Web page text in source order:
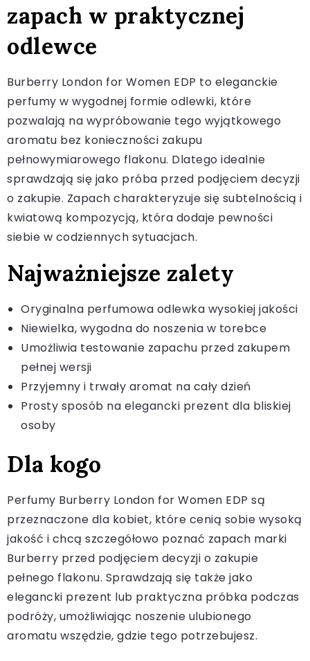
zapach w praktycznej
odlewce
Burberry London for Women EDP to eleganckie
perfumy w wygodnej formie odlewki, które
pozwalają na wypróbowanie tego wyjątkowego
aromatu bez konieczności zakupu
pełnowymiarowego flakonu. Dlatego idealnie
sprawdzają się jako próba przed podjęciem decyzji
o zakupie. Zapach charakteryzuje się subtelnością i
kwiatową kompozycją, która dodaje pewności
siebie w codziennych sytuacjach.
Najważniejsze zalety
Oryginalna perfumowa odlewka wysokiej jakości
Niewielka, wygodna do noszenia w torebce
Umożliwia testowanie zapachu przed zakupem
pełnej wersji
Przyjemny i trwały aromat na cały dzień
Prosty sposób na elegancki prezent dla bliskiej
osoby
Dla kogo
Perfumy Burberry London for Women EDP są
przeznaczone dla kobiet, które cenią sobie wysoką
jakość i chcą szczegółowo poznać zapach marki
Burberry przed podjęciem decyzji o zakupie
pełnego flakonu. Sprawdzają się także jako
elegancki prezent lub praktyczna próbka podczas
podróży, umożliwiając noszenie ulubionego
aromatu wszędzie, gdzie tego potrzebujesz.